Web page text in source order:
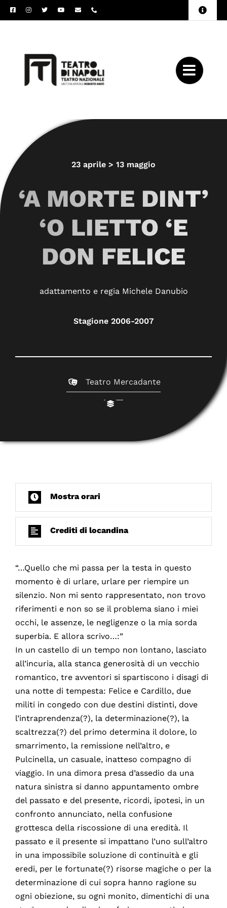
Salta
al
Toggle
23 aprile > 13 maggio
‘A MORTE DINT’
‘O LIETTO ‘E
DON FELICE
adattamento e regia Michele Danubio
Stagione 2006-2007
Teatro Mercadante
Mostra orari
Crediti di locandina
“…Quello che mi passa per la testa in questo
momento è di urlare, urlare per riempire un
silenzio. Non mi sento rappresentato, non trovo
riferimenti e non so se il problema siano i miei
occhi, le assenze, le negligenze o la mia sorda
superbia. E allora scrivo…:”
In un castello di un tempo non lontano, lasciato
all’incuria, alla stanca generosità di un vecchio
romantico, tre avventori si spartiscono i disagi di
una notte di tempesta: Felice e Cardillo, due
militi in congedo con due destini distinti, dove
l’intraprendenza(?), la determinazione(?), la
scaltrezza(?) del primo determina il dolore, lo
smarrimento, la remissione nell’altro, e
Pulcinella, un casuale, inatteso compagno di
viaggio. In una dimora presa d’assedio da una
natura sinistra si danno appuntamento ombre
del passato e del presente, ricordi, ipotesi, in un
confronto annunciato, nella confusione
grottesca della riscossione di una eredità. Il
passato e il presente si impattano l’uno sull’altro
in una impossibile soluzione di continuità e gli
eredi, per le fortunate(?) risorse magiche o per la
determinazione di cui sopra hanno ragione su
ogni obiezione, su ogni monito, dimentichi di una